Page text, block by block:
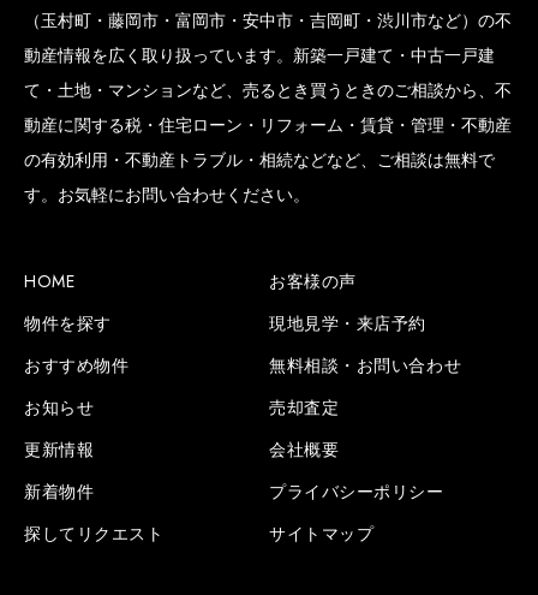
（玉村町・藤岡市・富岡市・安中市・吉岡町・渋川市など）の不
動産情報を広く取り扱っています。新築一戸建て・中古一戸建
て・土地・マンションなど、売るとき買うときのご相談から、不
動産に関する税・住宅ローン・リフォーム・賃貸・管理・不動産
の有効利用・不動産トラブル・相続などなど、ご相談は無料で
す。お気軽にお問い合わせください。
HOME
物件を探す
おすすめ物件
お知らせ
更新情報
新着物件
探してリクエスト
お客様の声
現地見学・来店予約
無料相談・お問い合わせ
売却査定
会社概要
プライバシーポリシー
サイトマップ